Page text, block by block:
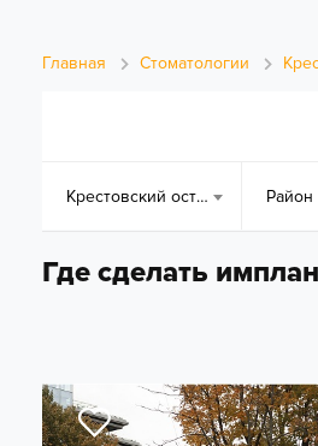
Главная Стоматологии
Крестовский остров Район
Детская
Где сделать